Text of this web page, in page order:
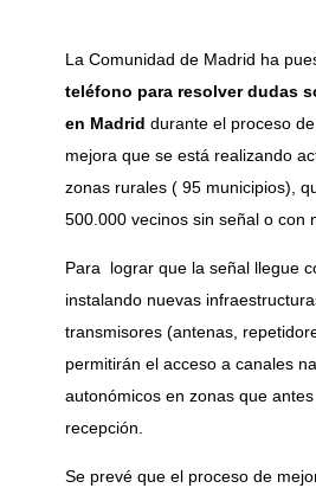
La Comunidad de Madrid ha
teléfono para resolver dudas
en Madrid durante el proceso
mejora que se está realizando
zonas rurales ( 95 municipios),
500.000 vecinos sin señal o con
Para lograr que la señal llegue
instalando nuevas
transmisores (antenas,
permitirán el acceso a canales
autonómicos en zonas que
recepción.
Se prevé que el proceso de